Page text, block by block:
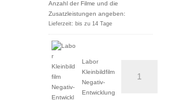
Anzahl der Filme und die
Zusatzleistungen angeben:
Lieferzeit: bis zu 14 Tage
Labor
Kleinbildfilm
Negativ-
Entwicklung